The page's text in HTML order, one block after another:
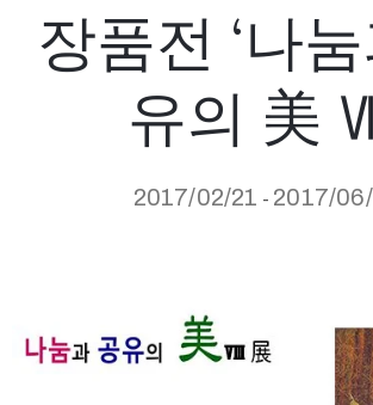
장품전 ‘나
유의 美
2017/02/21 - 2017/